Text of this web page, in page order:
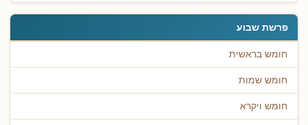
פרשת שבוע
חומש בראשית
חומש שמות
חומש ויקרא